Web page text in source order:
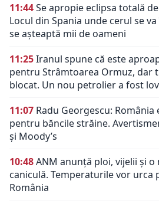
11:44Se apropie eclipsa totală
Locul din Spania unde cerul se
se așteaptă mii de oameni
11:25Iranul spune că este
pentru Strâmtoarea Ormuz, dar
blocat. Un nou petrolier a fost
11:07 Radu Georgescu: România
pentru băncile străine.
și Moody’s
10:48ANM anunță ploi, vijelii și
caniculă. Temperaturile vor urca
România